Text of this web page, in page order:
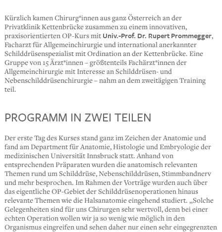
Kürzlich kamen Chirurg*innen aus ganz Österreich an der
Privatklinik Kettenbrücke zusammen zu einem innovativen,
praxisorientierten OP-Kurs mit Univ.-Prof. Dr. Rupert Prommegger,
Facharzt für Allgemeinchirurgie und international anerkannter
Schilddrüsenspezialist mit Ordination an der Kettenbrücke. Eine
Gruppe von 15 Ärzt*innen – größtenteils Fachärzt*innen der
Allgemeinchirurgie mit Interesse an Schilddrüsen- und
Nebenschilddrüsenchirurgie – nahm an dem zweitägigen Training
teil.
PROGRAMM IN ZWEI TEILEN
Der erste Tag des Kurses stand ganz im Zeichen der Anatomie und
fand am Department für Anatomie, Histologie und Embryologie der
medizinischen Universität Innsbruck statt. Anhand von
entsprechenden Präparaten wurden die anatomisch relevanten
Themen rund um Schilddrüse, Nebenschilddrüsen, Stimmbandnerv
und mehr besprochen. Im Rahmen der Vorträge wurden auch über
das eigentliche OP-Gebiet der Schilddrüsenoperationen hinaus
relevante Themen wie die Halsanatomie eingehend studiert. „Solche
Gelegenheiten sind für uns Chirurgen sehr wertvoll, denn bei einer
echten Operation wollen wir ja so wenig wie möglich in den
Organismus eingreifen und sehen daher nur einen sehr eingegrenzten